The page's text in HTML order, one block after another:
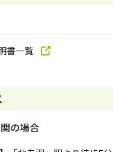
書一覧
の場合